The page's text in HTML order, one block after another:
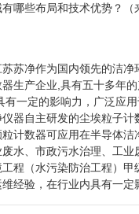
哪些布局和技术优势？
苏净作为国内领先的洁净
生产企业,具有五十多年
一定的影响力，广泛应
器自主研发的尘埃粒子计
计数器可应用在半导体洁
水、市政污水治理、工业
程（水污染防治工程）甲
经验，在行业内具有一定